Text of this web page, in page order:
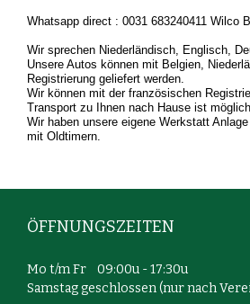
Whatsapp direct : 0031 683240411 Wilco
Wir sprechen Niederländisch, Englisch,
Unsere Autos können mit Belgien,
Registrierung geliefert werden.
Wir können mit der französischen
Transport zu Ihnen nach Hause ist möglich.
Wir haben unsere eigene Werkstatt
mit Oldtimern.
ÖFFNUNGSZEITEN
Mo t/m Fr 09:00u - 17:30u
Samstag geschlossen (nur nach